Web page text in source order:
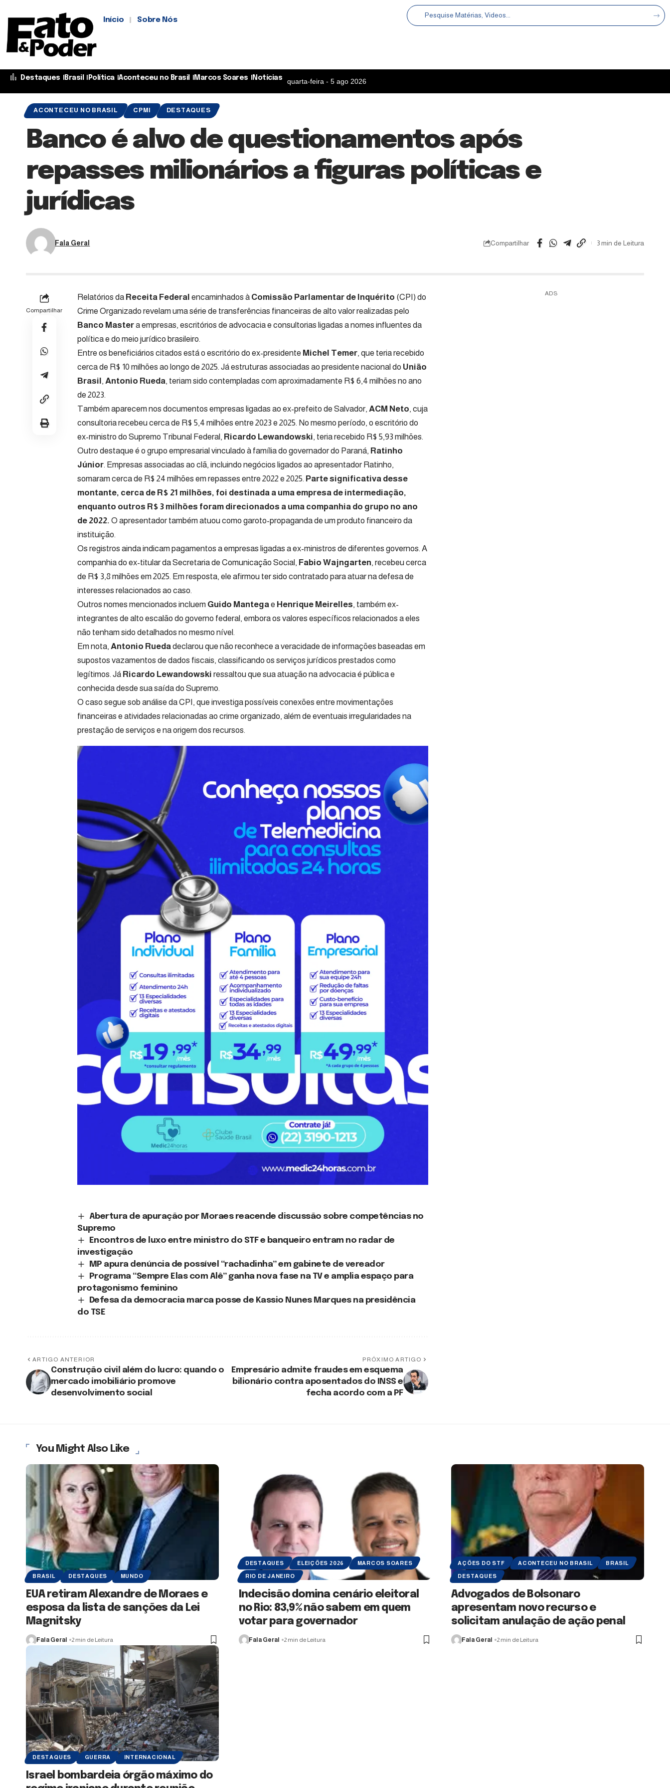
Início Sobre Nós
Destaques Brasil Política Aconteceu no Brasil Marcos Soares Notícias quarta-feira - 5 ago 2026
ACONTECEU NO BRASIL CPMI DESTAQUES
Banco é alvo de questionamentos após
repasses milionários a figuras políticas e
jurídicas
Fala Geral Compartilhar 3 min de Leitura
Compartilhar
Relatórios da Receita Federal encaminhados à Comissão Parlamentar de Inquérito (CPI) do
Crime Organizado revelam uma série de transferências financeiras de alto valor realizadas pelo
Banco Mastera empresas, escritórios de advocacia e consultorias ligadas a nomes influentes da
política e do meio jurídico brasileiro.
Entre os beneficiários citados está o escritório do ex-presidente Michel Temer, que teria recebido
cerca de R$ 10 milhões ao longo de 2025. Já estruturas associadas ao presidente nacional do União
Brasil , Antonio Rueda, teriam sido contempladas com aproximadamente R$ 6,4 milhões no ano
de 2023.
Também aparecem nos documentos empresas ligadas ao ex-prefeito de Salvador, ACM Neto, cuja
consultoria recebeu cerca de R$ 5,4 milhões entre 2023 e 2025. No mesmo período, o escritório do
ex-ministro do Supremo Tribunal Federal, Ricardo Lewandowski, teria recebido R$ 5,93 milhões.
Outro destaque é o grupo empresarial vinculado à família do governador do Paraná, Ratinho
Júnior. Empresas associadas ao clã, incluindo negócios ligados ao apresentador Ratinho,
somaram cerca de R$ 24 milhões em repasses entre 2022 e 2025. Parte significativa desse
montante, cerca de R$ 21 milhões, foi destinada a uma empresa de intermediação,
enquanto outros R$ 3 milhões foram direcionados a uma companhia do grupo no ano
de 2022. O apresentador também atuou como garoto-propaganda de um produto financeiro da
instituição.
Os registros ainda indicam pagamentos a empresas ligadas a ex-ministros de diferentes governos. A
companhia do ex-titular da Secretaria de Comunicação Social, Fabio Wajngarten, recebeu cerca
de R$ 3,8 milhões em 2025. Em resposta, ele afirmou ter sido contratado para atuar na defesa de
interesses relacionados ao caso.
Outros nomes mencionados incluem Guido Mantegae Henrique Meirelles, também ex-
integrantes de alto escalão do governo federal, embora os valores específicos relacionados a eles
não tenham sido detalhados no mesmo nível.
Em nota, Antonio Ruedadeclarou que não reconhece a veracidade de informações baseadas em
supostos vazamentos de dados fiscais, classificando os serviços jurídicos prestados como
legítimos. Já Ricardo Lewandowski ressaltou que sua atuação na advocacia é pública e
conhecida desde sua saída do Supremo.
O caso segue sob análise da CPI, que investiga possíveis conexões entre movimentações
financeiras e atividades relacionadas ao crime organizado, além de eventuais irregularidades na
prestação de serviços e na origem dos recursos.
Abertura de apuração por Moraes reacende discussão sobre competências no
Supremo
Encontros de luxo entre ministro do STF e banqueiro entram no radar de
investigação
MP apura denúncia de possível “rachadinha” em gabinete de vereador
Programa “Sempre Elas com Alê” ganha nova fase na TV e amplia espaço para
protagonismo feminino
Defesa da democracia marca posse de Kassio Nunes Marques na presidência
do TSE
ARTIGO ANTERIOR
Construção civil além do lucro: quando o
mercado imobiliário promove
desenvolvimento social
PRÓXIMO ARTIGO
Empresário admite fraudes em esquema
bilionário contra aposentados do INSS e
fecha acordo com a PF
ADS
You Might Also Like
BRASIL DESTAQUES MUNDO
EUA retiram Alexandre de Moraes e
esposa da lista de sanções da Lei
Magnitsky
Fala Geral 2 min de Leitura
DESTAQUES ELEIÇÕES 2026 MARCOS SOARES
RIO DE JANEIRO
Indecisão domina cenário eleitoral
no Rio: 83,9% não sabem em quem
votar para governador
Fala Geral 2 min de Leitura
AÇÕES DO STF ACONTECEU NO BRASIL BRASIL
DESTAQUES
Advogados de Bolsonaro
apresentam novo recurso e
solicitam anulação de ação penal
Fala Geral 2 min de Leitura
DESTAQUES GUERRA INTERNACIONAL
Israel bombardeia órgão máximo do